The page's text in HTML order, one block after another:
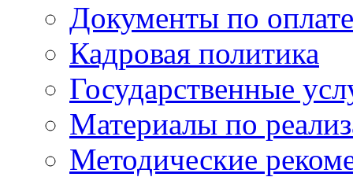
Документы по
Кадровая политика
Государственные
Материалы по
Методические